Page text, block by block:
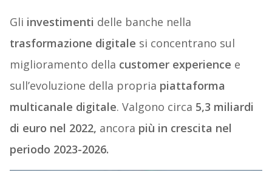
Gli investimenti delle banche nella
trasformazione digitale si concentrano sul
miglioramento della customer experience e
sull’evoluzione della propria piattaforma
multicanale digitale. Valgono circa 5,3 miliardi
di euro nel 2022, ancora più in crescita nel
periodo 2023-2026.